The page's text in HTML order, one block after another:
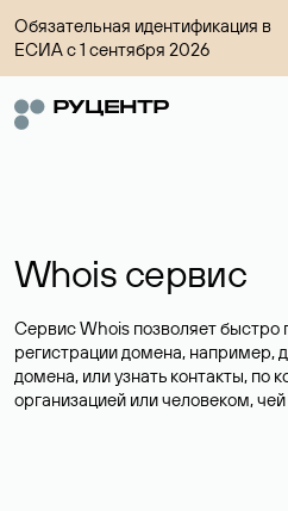
Обязательная идентификация в
ЕСИА с 1 сентября 2026
Whois сервис
Сервис Whois позволяет
регистрации домена, например,
домена, или узнать контакты, по
организацией или человеком,